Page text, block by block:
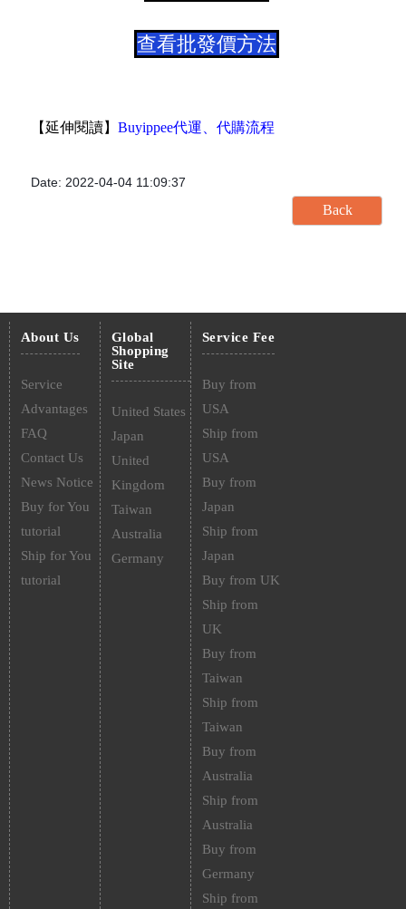
查看批發價方法
【延伸閱讀】 Buyippee代運、代購流程
Date: 2022-04-04 11:09:37
About Us
Service
Advantages
FAQ
Contact Us
News Notice
Buy for You
tutorial
Ship for You
tutorial
Global
Shopping
Site
United States
Japan
United
Kingdom
Taiwan
Australia
Germany
Service Fee
Buy from
USA
Ship from
USA
Buy from
Japan
Ship from
Japan
Buy from UK
Ship from
UK
Buy from
Taiwan
Ship from
Taiwan
Buy from
Australia
Ship from
Australia
Buy from
Germany
Ship from